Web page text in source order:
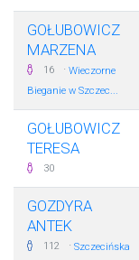
GOŁUBOWICZ
MARZENA
16 · Wieczorne
Bieganie w Szczec...
GOŁUBOWICZ
TERESA
30
GOZDYRA
ANTEK
112 · Szczecińska